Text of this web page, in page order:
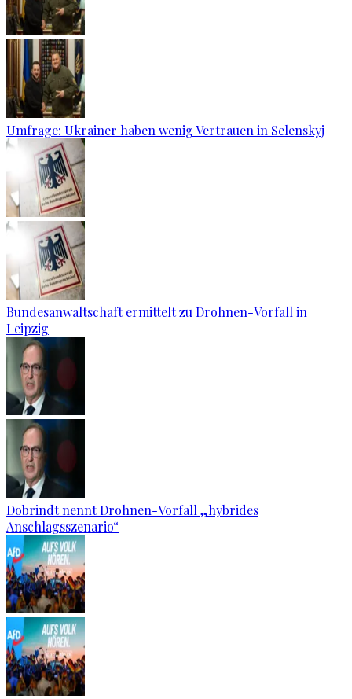
Umfrage: Ukrainer haben wenig Vertrauen in Selenskyj
Bundesanwaltschaft ermittelt zu Drohnen-Vorfall in
Leipzig
Dobrindt nennt Drohnen-Vorfall „hybrides
Anschlagsszenario“